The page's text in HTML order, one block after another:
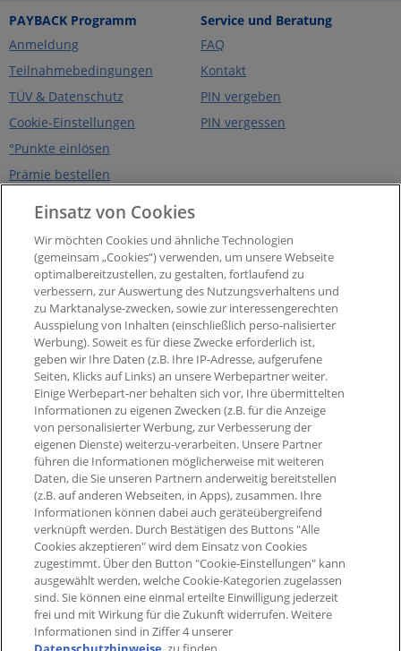
PAYBACK Programm
Anmeldung
Teilnahmebedingungen
TÜV & Datenschutz
Cookie-Einstellungen
°Punkte einlösen
Prämie bestellen
Service und Beratung
FAQ
Kontakt
PIN vergeben
PIN vergessen
Über PAYBACK
Presse
Impressum
Barrierefreiheit
Digitale Karte
Widerruf Nutzungsvetrag
PAYBACK App
Widerruf Teilnahmevertrag
PAYBACK Programm
Newsletter
Aktueller °Punktestand
Extra-°Punkte, Angebote &
mehr
Einsatz von Cookies
Wir möchten Cookies und ähnliche Technologien
(gemeinsam „Cookies“) verwenden, um unsere Webseite
optimalbereitzustellen, zu gestalten, fortlaufend zu
verbessern, zur Auswertung des Nutzungsverhaltens und
zu Marktanalyse-zwecken, sowie zur interessengerechten
Ausspielung von Inhalten (einschließlich perso-nalisierter
Werbung). Soweit es für diese Zwecke erforderlich ist,
geben wir Ihre Daten (z.B. Ihre IP-Adresse, aufgerufene
Seiten, Klicks auf Links) an unsere Werbepartner weiter.
Einige Werbepart-ner behalten sich vor, Ihre übermittelten
Informationen zu eigenen Zwecken (z.B. für die Anzeige
von personalisierter Werbung, zur Verbesserung der
eigenen Dienste) weiterzu-verarbeiten. Unsere Partner
führen die Informationen möglicherweise mit weiteren
Daten, die Sie unseren Partnern anderweitig bereitstellen
(z.B. auf anderen Webseiten, in Apps), zusammen. Ihre
Informationen können dabei auch geräteübergreifend
verknüpft werden. Durch Bestätigen des Buttons "Alle
Cookies akzeptieren" wird dem Einsatz von Cookies
zugestimmt. Über den Button "Cookie-Einstellungen" kann
ausgewählt werden, welche Cookie-Kategorien zugelassen
sind. Sie können eine einmal erteilte Einwilligung jederzeit
frei und mit Wirkung für die Zukunft widerrufen. Weitere
Informationen sind in Ziffer 4 unserer